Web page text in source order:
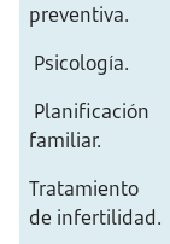
preventiva.
Psicología.
Planificación
familiar.
Tratamiento
de infertilidad.